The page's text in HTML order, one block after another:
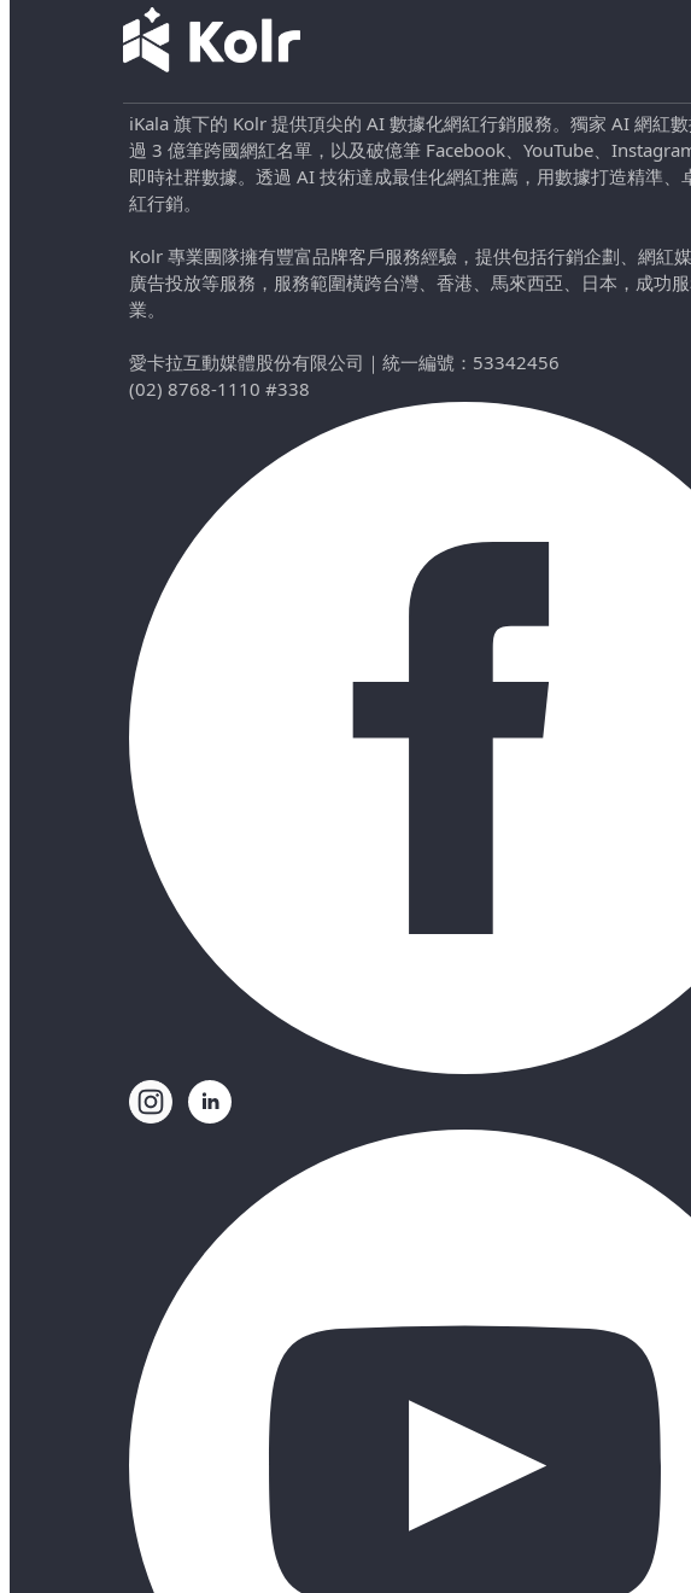
iKala 旗下的 Kolr 提供頂尖的 AI 數據化網紅行銷服務。獨家 AI 網紅
過 3 億筆跨國網紅名單，以及破億筆 Facebook、YouTube、
即時社群數據。透過 AI 技術達成最佳化網紅推薦，用數據打造精準、
紅行銷。
Kolr 專業團隊擁有豐富品牌客戶服務經驗，提供包括行銷企劃、網紅
廣告投放等服務，服務範圍橫跨台灣、香港、馬來西亞、日本，成功
業。
愛卡拉互動媒體股份有限公司 ｜ 統一編號：53342456
(02) 8768-1110 #338